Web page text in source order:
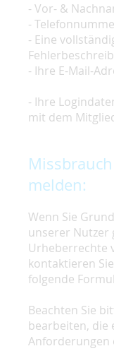
- Vor- &
-
- Eine
- Ihre E-Mail-
- Ihre
mit dem
melden:
Wenn Sie
unserer Nutzer
Urheberrechte
kontaktieren
folgende
Beachten Sie
bearbeiten, die
Anforderungen